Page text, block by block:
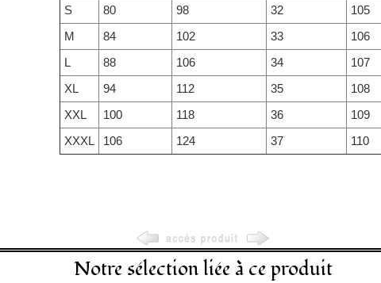
S
80 98 32
105
M
84 102 33
106
L
88 106 34
107
XL
94 112 35
108
XXL
100 118 36
109
XXXL
106 124 37 110
Notre sélection liée à ce produit